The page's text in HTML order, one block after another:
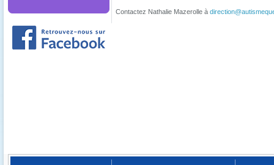
Contactez Nathalie Mazerolle à